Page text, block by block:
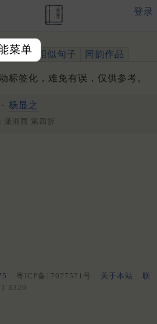
菜单
登录
引用 相似句子 同韵作品
标签化，难免有误，仅供参考。
杨显之
湘雨 第四折
粤ICP备17077571号 关于本站
联
3320